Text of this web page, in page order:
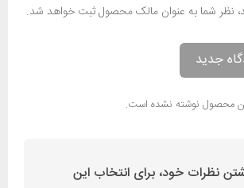
نظر شما به عنوان مالک محصول ثبت خواهد شد.
جدید
محصول نوشته نشده است.
نظرات خود، برای انتخاب این